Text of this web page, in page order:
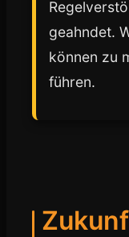
geahndet.
können zu
führen.